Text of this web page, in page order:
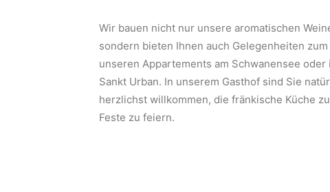
Wir bauen nicht nur unsere aromatischen
sondern bieten Ihnen auch Gelegenheiten
unseren Appartements am Schwanensee
Sankt Urban. In unserem Gasthof sind Sie
herzlichst willkommen, die fränkische Küche
Feste zu feiern.